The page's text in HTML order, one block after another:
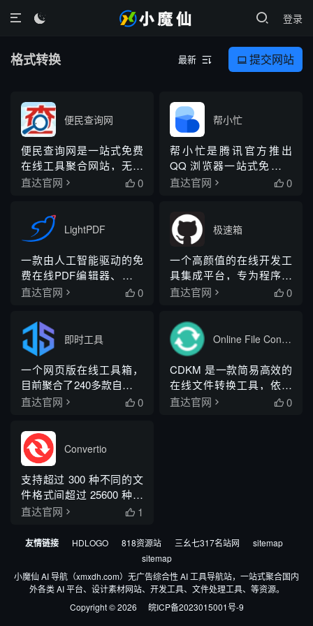
登录

格式转换 最新   提交网站
便民查询网
便民查询网是一站式免费
在线工具聚合网站，无需
下载客户端，浏览器直接
术、数理计算、文字学
习、医疗健康、建站开
发、休闲测算七大板块数
千款轻量在线工具，覆盖
普通人日常办事、办公开
发、学习、健康娱乐各类
部...
直达官网  0
帮小忙
帮小忙是腾讯官方推出
QQ 浏览器一站式免费在
线工具箱，无需下载客户
办公、图像、视频、教
育、开发、生活计算、浏
览器插件全品类工具，依
托腾讯 AI 能力提供
OCR、文档 AI 解读、在
线录屏、多格式互转等功
直达官网  0
LightPDF
一款由人工智能驱动的免
费在线PDF编辑器、转换
器和阅读器，提供基于云
辑、转换、签名、标注、
合并、管理和共享PDF。
它旨在解决所有PDF问
题。
直达官网  0
极速箱
一个高颜值的在线开发工
具集成平台，专为程序员
设计，提供多种实用工
解码、网络测试等，帮助
开发者提升编程效率。
直达官网  0
即时工具
一个网页版在线工具箱，
目前聚合了240多款自研工
具，覆盖视频、音频、图
据图表等十多个类别，主
打“即用即走”的免安装体
验。
直达官网  0
Online File Converter（CDKM）
CDKM 是一款简易高效的
在线文件转换工具，依托
开源技术搭建，支持海量
直达官网  0
Convertio
支持超过 300 种不同的文
件格式间超过 25600 种不
同的转换方式。数量全面
直达官网  1
友情链接 HDLOGO 818资源站 三幺七317名站网
sitemap
sitemap
小魔仙 AI 导航（xmxdh.com）无广告综合性 AI 工具导航站，一站式聚合国内
外各类 AI 平台、设计素材网站、开发工具、文件处理工具、等资源。
Copyright © 2026
皖ICP备2023015001号-9